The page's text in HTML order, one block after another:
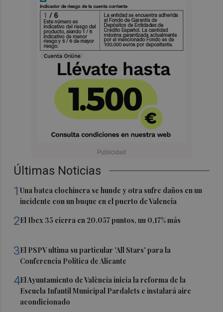
Últimas Noticias
1Una batea clochinera se hunde y otra sufre daños en un
incidente con un buque en el puerto de Valencia
2El Ibex 35 cierra en 20.057 puntos, un 0,17% más
3El PSPV ultima su particular 'All Stars' para la
Conferencia Política de Alicante
4El Ayuntamiento de València inicia la reforma de la
Escuela Infantil Municipal Pardalets e instalará aire
acondicionado